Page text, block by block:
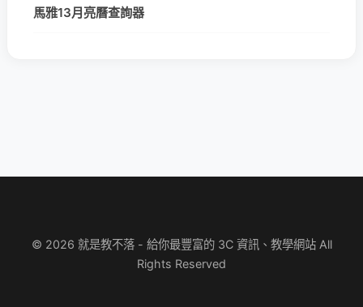
馬雅13月亮曆查詢器
© 2026 就是教不落 - 給你最豐富的 3C 資訊、教學網站 All
Rights Reserved